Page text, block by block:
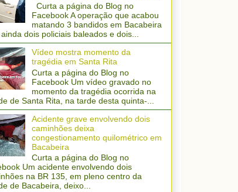
Curta a página do Blog no
Facebook A operação que acabou
matando 3 bandidos em Bacabeira
dois policiais baleados e dois...
Vídeo mostra momento da
tragédia em Santa Rita
Curta a página do Blog no
Facebook Um vídeo gravado no
momento da tragédia ocorrida na
de Santa Rita, na tarde desta quinta-...
Acidente grave envolvendo dois
caminhões deixa
congestionamento quilométrico em
Bacabeira
Curta a página do Blog no
Um acidente envolvendo dois
na BR 135, em pleno centro da
de Bacabeira, deixo...